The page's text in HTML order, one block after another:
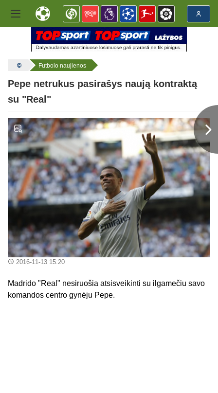
Futbolo naujienos
Pepe netrukus pasirašys naują kontraktą
su "Real"
2016-11-13 15:20
Madrido "Real" nesiruošia atsisveikinti su ilgamečiu savo
komandos centro gynėju Pepe.